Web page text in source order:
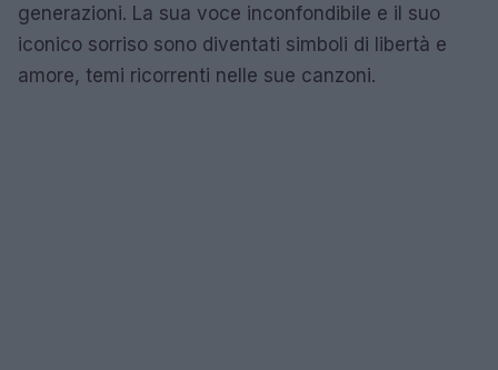
generazioni. La sua voce inconfondibile e il suo
iconico sorriso sono diventati simboli di libertà e
amore, temi ricorrenti nelle sue canzoni.